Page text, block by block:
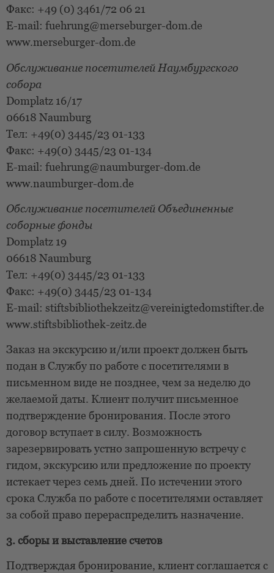
Факс: +49 (0) 3461/72 06 21
E-mail: fuehrung@merseburger-dom.de
www.merseburger-dom.de
Обслуживание посетителей Наумбургского
собора
Domplatz 16/17
06618 Naumburg
Тел: +49(0) 3445/23 01-133
Факс: +49(0) 3445/23 01-134
E-mail: fuehrung@naumburger-dom.de
www.naumburger-dom.de
Обслуживание посетителей Объединенные
соборные фонды
Domplatz 19
06618 Naumburg
Тел: +49(0) 3445/23 01-133
Факс: +49(0) 3445/23 01-134
E-mail: stiftsbibliothekzeitz@vereinigtedomstifter.de
www.stiftsbibliothek-zeitz.de
Заказ на экскурсию и/или проект должен быть
подан в Службу по работе с посетителями в
письменном виде не позднее, чем за неделю до
желаемой даты. Клиент получит письменное
подтверждение бронирования. После этого
договор вступает в силу. Возможность
зарезервировать устно запрошенную встречу с
гидом, экскурсию или предложение по проекту
истекает через семь дней. По истечении этого
срока Служба по работе с посетителями оставляет
за собой право перераспределить назначение.
3. сборы и выставление счетов
Подтверждая бронирование, клиент соглашается с